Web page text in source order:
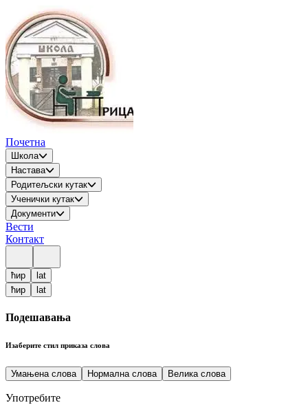
Почетна
Школа
Настава
Родитељски кутак
Ученички кутак
Документи
Вести
Контакт
ћир
lat
ћир
lat
Подешавања
Изаберите стил приказа слова
Умањена слова Нормална слова Велика слова
Употребите